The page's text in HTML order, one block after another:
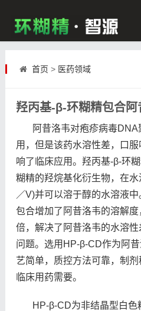
首页 > 医药领域
羟丙基-β-环糊精包合
阿昔洛韦对疱疹病毒DNA
用，但是该药水溶性差，口
响了临床应用。羟丙基-β-环
糊精的羟烷基化衍生物，在
／V)并可以溶于醇的水溶液
包合增加了阿昔洛韦的溶解
倍，解决了阿昔洛韦的水溶
问题。选用HP-β-CD作为阿
艺简单，质控方法可靠，制
临床用药需要。
HP-β-CD为非结晶型白色